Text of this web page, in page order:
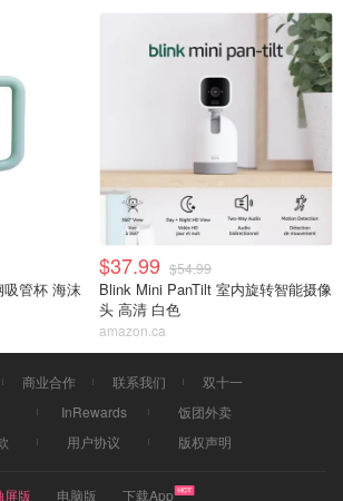
管杯 海沫
$37.99 $54.99
Blink Mini PanTilt 室内旋转智能摄像
头 高清 白色
amazon.ca
商业合作 联系我们
双十一
InRewards
饭团外卖
用户协议 版权声明
屏版 电脑版 下载App